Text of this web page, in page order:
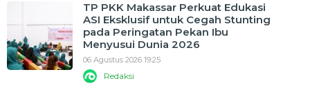
TP PKK Makassar Perkuat Edukasi
ASI Eksklusif untuk Cegah Stunting
pada Peringatan Pekan Ibu
Menyusui Dunia 2026
06 Agustus 2026 19:25
Redaksi